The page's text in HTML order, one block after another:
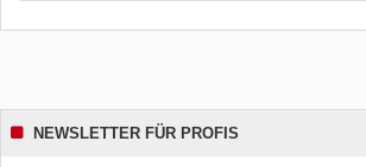
NEWSLETTER FÜR PROFIS